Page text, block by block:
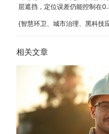
层遮挡，定位误差仍能控制在
{智慧环卫、城市治理、黑科技
相关文章